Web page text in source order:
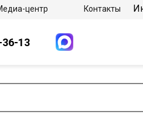
центр Контакты
36-13